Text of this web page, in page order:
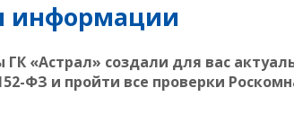
информации
ГК «Астрал» создали для вас
ФЗ и пройти все проверки